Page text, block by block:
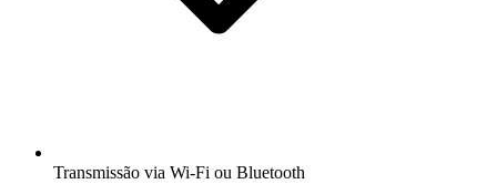
Transmissão via Wi-Fi ou Bluetooth